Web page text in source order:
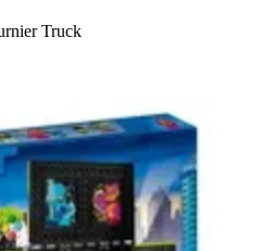
Truck